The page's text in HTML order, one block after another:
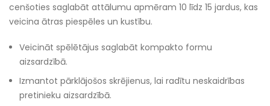
cenšoties saglabāt attālumu apmēram 10 līdz 15 jardus, kas
veicina ātras piespēles un kustību.
Veicināt spēlētājus saglabāt kompakto formu
aizsardzībā.
Izmantot pārklājošos skrējienus, lai radītu neskaidrības
pretinieku aizsardzībā.